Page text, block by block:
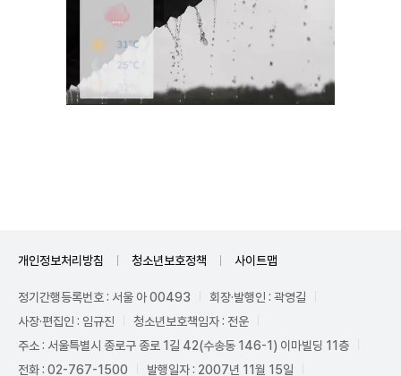
개인정보처리방침 청소년보호정책 사이트맵
정기간행등록번호 : 서울 아 00493
회장·발행인 : 곽영길
사장·편집인 : 임규진
청소년보호책임자 : 전운
주소 : 서울특별시 종로구 종로 1길 42(수송동 146-1) 이마빌딩 11층
전화 : 02-767-1500
발행일자 : 2007년 11월 15일